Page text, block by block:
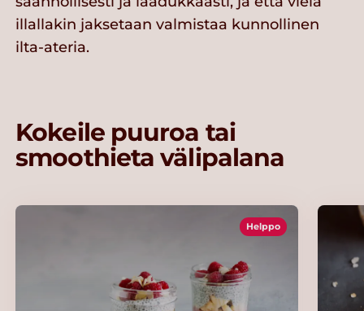
illallakin jaksetaan valmistaa kunnollinen
ilta-ateria.
Kokeile puuroa tai
smoothieta välipalana
Helppo